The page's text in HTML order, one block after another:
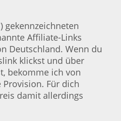
gekennzeichneten
Affiliate-Links
Deutschland. Wenn du
klickst und über
bekomme ich von
Für dich
damit allerdings